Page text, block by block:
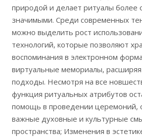
природой и делает ритуалы более
значимыми. Среди современных
можно выделить рост
технологий, которые позволяют
воспоминания в электронном
виртуальные мемориалы,
подходы. Несмотря на все
функция ритуальных атрибутов
помощь в проведении
важные духовные и культурные
пространства; Изменения в